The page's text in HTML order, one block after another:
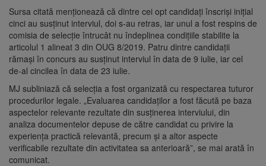
Sursa citată menţionează că dintre cei opt candidaţi înscrişi iniţial
cinci au susţinut interviul, doi s-au retras, iar unul a fost respins de
comisia de selecţie întrucât nu îndeplinea condiţiile stabilite la
articolul 1 alineat 3 din OUG 8/2019. Patru dintre candidaţii
rămaşi în concurs au susţinut interviul în data de 9 iulie, iar cel
de-al cincilea în data de 23 iulie.
MJ subliniază că selecţia a fost organizată cu respectarea tuturor
procedurilor legale. „Evaluarea candidaţilor a fost făcută pe baza
aspectelor relevante rezultate din susţinerea interviului, din
analiza documentelor depuse de către candidat cu privire la
experienţa practică relevantă, precum şi a altor aspecte
verificabile rezultate din activitatea sa anterioară”, se mai arată în
comunicat.